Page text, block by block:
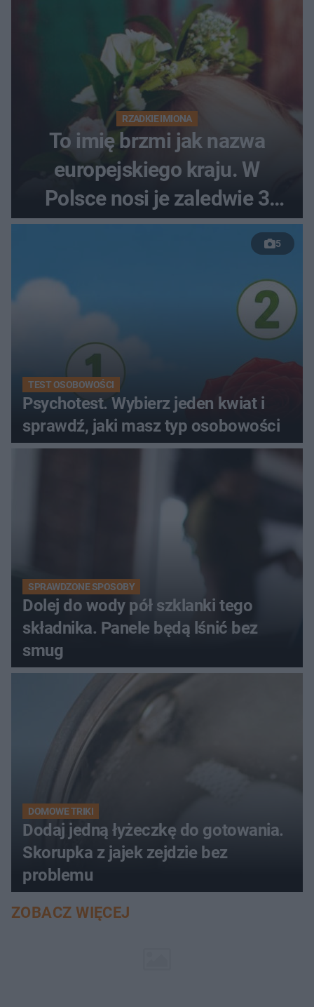
RZADKIE IMIONA
To imię brzmi jak nazwa
europejskiego kraju. W
Polsce nosi je zaledwie 3
kobiety
5
TEST OSOBOWOŚCI
Psychotest. Wybierz jeden kwiat i
sprawdź, jaki masz typ osobowości
SPRAWDZONE SPOSOBY
Dolej do wody pół szklanki tego
składnika. Panele będą lśnić bez
smug
DOMOWE TRIKI
Dodaj jedną łyżeczkę do gotowania.
Skorupka z jajek zejdzie bez
problemu
ZOBACZ WIĘCEJ